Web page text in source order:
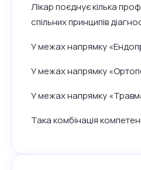
Лікар поєднує кілька
спільних принципів
У межах напрямку
У межах напрямку
У межах напрямку
Така комбінація